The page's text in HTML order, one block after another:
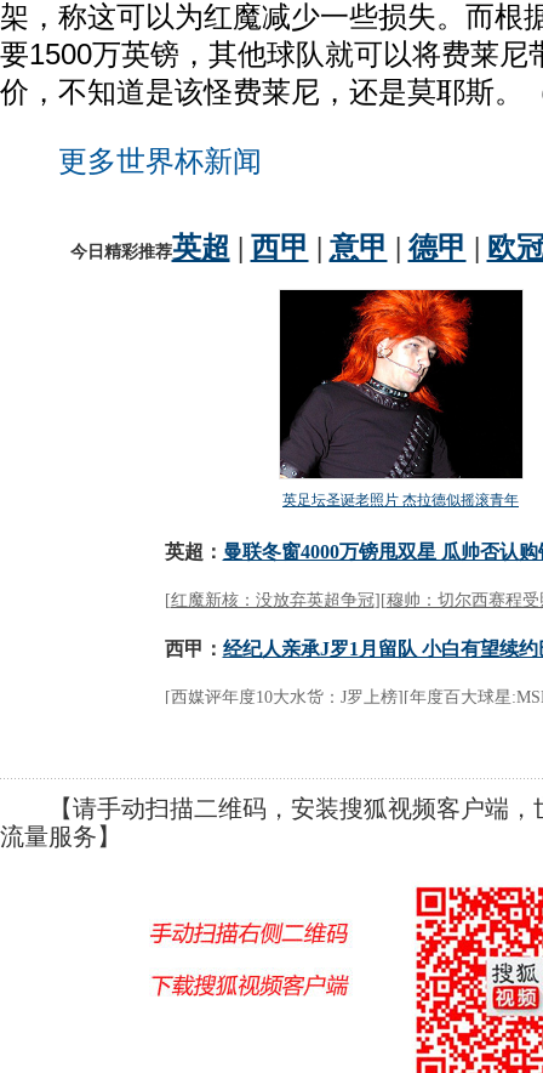
架，称这可以为红魔减少一些损失。而根
要1500万英镑，其他球队就可以将费莱尼
价，不知道是该怪费莱尼，还是莫耶斯。
更多世界杯新闻
【请手动扫描二维码，安装搜狐视频客户端，
流量服务】